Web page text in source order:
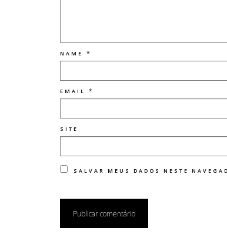
NAME *
EMAIL *
SITE
SALVAR MEUS DADOS NESTE